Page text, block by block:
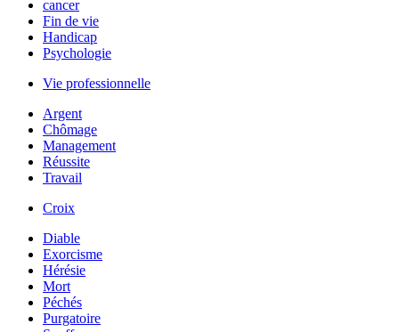
cancer
Fin de vie
Handicap
Psychologie
Vie professionnelle
Argent
Chômage
Management
Réussite
Travail
Croix
Diable
Exorcisme
Hérésie
Mort
Péchés
Purgatoire